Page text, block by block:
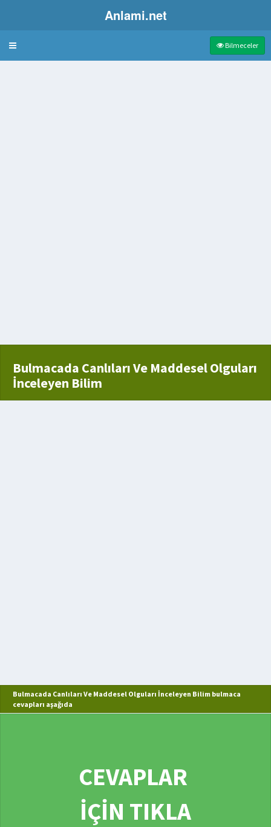
Anlami.net
Bulmaca Bilmeceler
Bulmacada Canlıları Ve Maddesel Olguları
İnceleyen Bilim
Bulmacada Canlıları Ve Maddesel Olguları İnceleyen Bilim bulmaca
cevapları aşağıda
CEVAPLAR
İÇİN TIKLA